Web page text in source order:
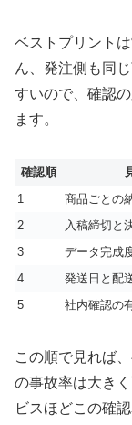
ベストプリント
ん、発注側も同
すいので、確認
ます。
確認順
1
商品ごとの
2
入稿締切と
3
データ完成
4
発送日と配
5
社内確認の
この順で見れば
の事故率は大き
ビスほどこの確